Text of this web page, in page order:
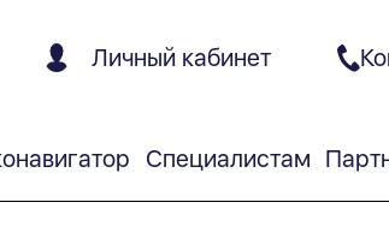
Личный кабинет
Специалистам